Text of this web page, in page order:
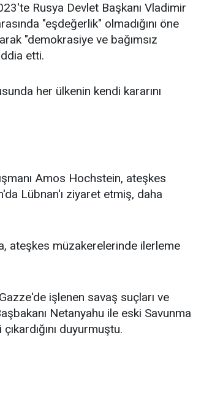
Rusya Devlet Başkanı Vladimir
"eşdeğerlik" olmadığını öne
"demokrasiye ve bağımsız
etti.
her ülkenin kendi kararını
Amos Hochstein, ateşkes
Lübnan'ı ziyaret etmiş, daha
ateşkes müzakerelerinde ilerleme
işlenen savaş suçları ve
Netanyahu ile eski Savunma
duyurmuştu.